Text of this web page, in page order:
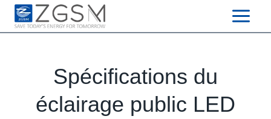
Skip
Spécifications du
éclairage public LED